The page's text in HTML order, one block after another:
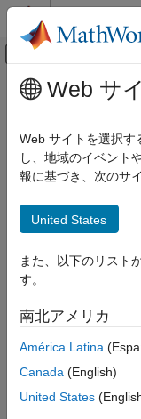
コンテンツへスキップ
オフキャ
リソース
ステータス
メインコンテンツ
Web サ
Web サイトを選択す
し、地域のイベント
報に基づき、次のサ
United States
また、以下のリスト
す。
南北アメリカ
América Latina
Canada (English)
United States